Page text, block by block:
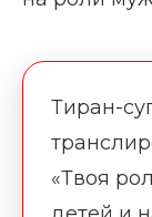
Тиран-
«Твоя